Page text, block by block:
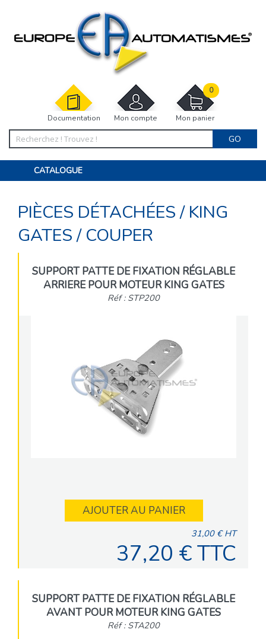
Documentation Mon compte Mon panier
0
GO
CATALOGUE
MOTORISATIONS
ACCESSOIRES ET ELECTRONIQUES
INTERPHONES VISIOPHONES
PIÈCES DÉTACHÉES/ KING
GATES/ COUPER
SUPPORT PATTE DE FIXATION RÉGLABLE
ARRIERE POUR MOTEUR KING GATES
Réf : STP200
AJOUTER AU PANIER
31,00 € HT
37,20 € TTC
SUPPORT PATTE DE FIXATION RÉGLABLE
AVANT POUR MOTEUR KING GATES
Réf : STA200